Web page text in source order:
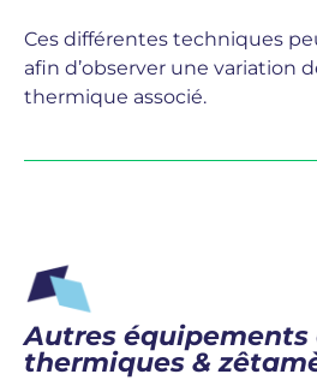
Ces différentes techniques
afin d’observer une variation
thermique associé.
Autres équipements
thermiques &